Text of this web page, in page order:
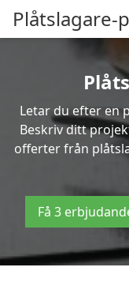
Plåtslagare-
Letar du efter en
Beskriv ditt
offerter från
Få 3